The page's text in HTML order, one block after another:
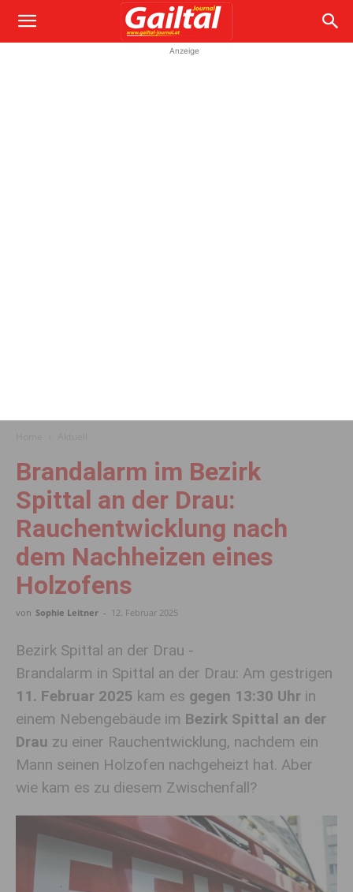
Anzeige
Brandalarm im Bezirk
Spittal an der Drau:
Rauchentwicklung nach
dem Nachheizen eines
Holzofens
von Sophie Leitner - 12. Februar 2025
Bezirk Spittal an der Drau -
Brandalarm in Spittal an der Drau: Am gestrigen
11. Februar 2025 kam es gegen 13:30 Uhr in
einem Nebengebäude im Bezirk Spittal an der
Drau zu einer Rauchentwicklung, nachdem ein
Mann seinen Holzofen nachgeheizt hat. Aber
wie kam es zu diesem Zwischenfall?